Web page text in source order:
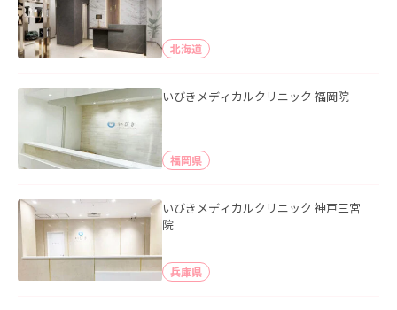
北海道
いびきメディカルクリニック 福岡院
福岡県
いびきメディカルクリニック 神戸三宮
院
兵庫県